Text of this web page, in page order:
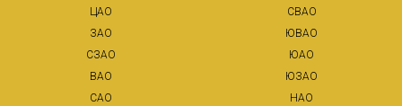
ЦАО
ЗАО
СЗАО
ВАО
САО
СВАО
ЮВАО
ЮАО
ЮЗАО
НАО